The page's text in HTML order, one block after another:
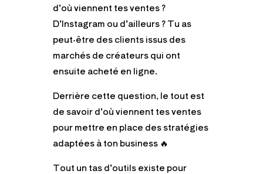
d’où viennent tes ventes ?
D’Instagram ou d’ailleurs ?Tu as
peut-être des clients issus des
marchés de créateurs qui ont
ensuite acheté en ligne.
Derrière cette question, le tout est
de savoir d’où viennent tes ventes
pour mettre en place des stratégies
adaptées à ton business 🔥
Tout un tas d’outils existe pour